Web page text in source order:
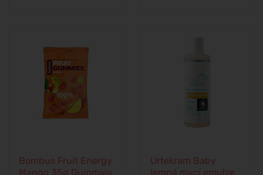
Bombus Fruit Energy
Mango 35g Gummies
Urtekram Baby
jemná mycí emulze